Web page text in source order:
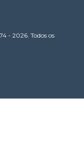
- 2026. Todos os